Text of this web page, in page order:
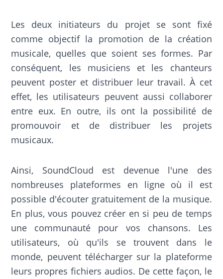
Les deux initiateurs du projet se sont fixé
comme objectif la promotion de la création
musicale, quelles que soient ses formes. Par
conséquent, les musiciens et les chanteurs
peuvent poster et distribuer leur travail. À cet
effet, les utilisateurs peuvent aussi collaborer
entre eux. En outre, ils ont la possibilité de
promouvoir et de distribuer les projets
musicaux.
Ainsi, SoundCloud est devenue l'une des
nombreuses plateformes en ligne où il est
possible d'écouter gratuitement de la musique.
En plus, vous pouvez créer en si peu de temps
une communauté pour vos chansons. Les
utilisateurs, où qu'ils se trouvent dans le
monde, peuvent télécharger sur la plateforme
leurs propres fichiers audios. De cette façon, le